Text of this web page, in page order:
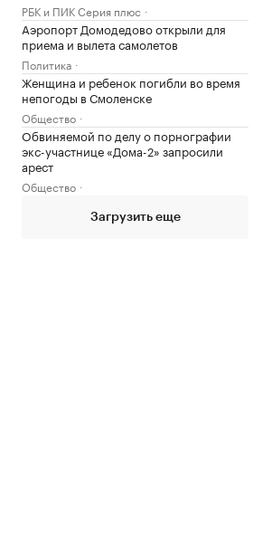
РБК и ПИК Серия плюс
Аэропорт Домодедово открыли для
приема и вылета самолетов
Политика
Женщина и ребенок погибли во время
непогоды в Смоленске
Общество
Обвиняемой по делу о порнографии
экс-участнице «Дома-2» запросили
арест
Общество
Загрузить еще